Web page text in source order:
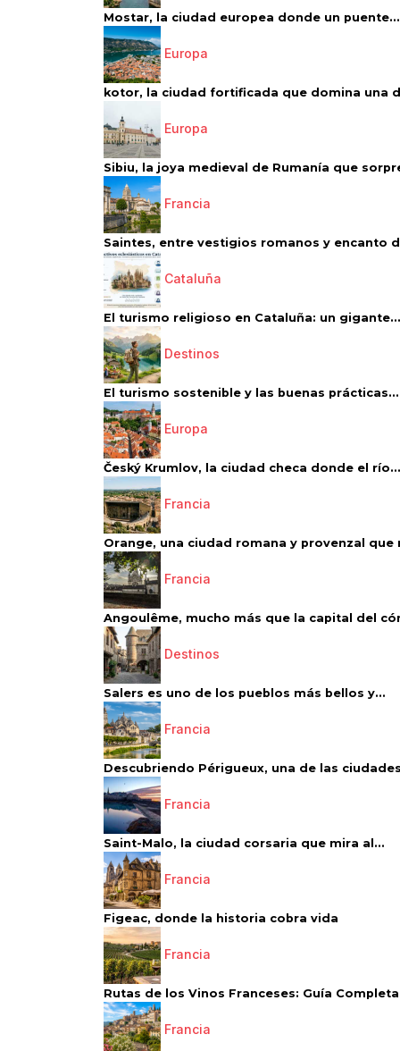
Mostar, la ciudad europea donde un puente...
Europa
kotor, la ciudad fortificada que domina una
Europa
Sibiu, la joya medieval de Rumanía que
Francia
Saintes, entre vestigios romanos y encanto
Cataluña
El turismo religioso en Cataluña: un gigante...
Destinos
El turismo sostenible y las buenas prácticas...
Europa
Český Krumlov, la ciudad checa donde el río...
Francia
Orange, una ciudad romana y provenzal que
Francia
Angoulême, mucho más que la capital del
Destinos
Salers es uno de los pueblos más bellos y...
Francia
Descubriendo Périgueux, una de las
Francia
Saint-Malo, la ciudad corsaria que mira al...
Francia
Figeac, donde la historia cobra vida
Francia
Rutas de los Vinos Franceses: Guía
Francia